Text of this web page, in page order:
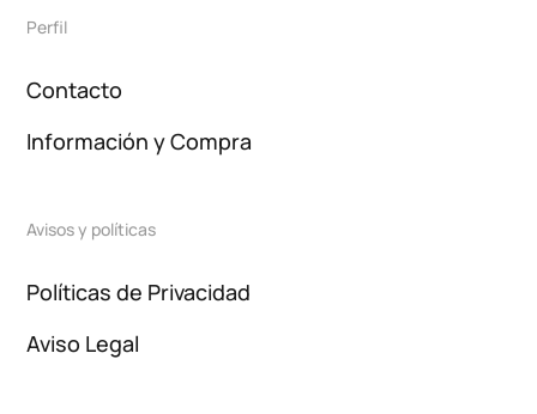
Perfil
Contacto
Información y Compra
Avisos y políticas
Políticas de Privacidad
Aviso Legal